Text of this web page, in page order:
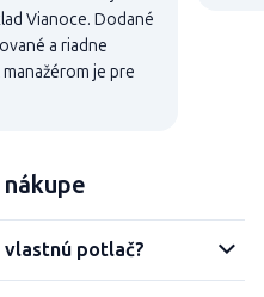
Vianoce. Dodané
a riadne
je pre
vlastnú potlač?